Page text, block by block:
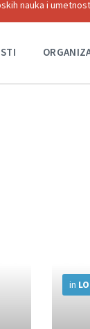
nauka i
in
Info